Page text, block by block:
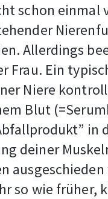
schon
Allerdings
Frau. Ein
Niere
Blut
in
deiner
so wie früher,